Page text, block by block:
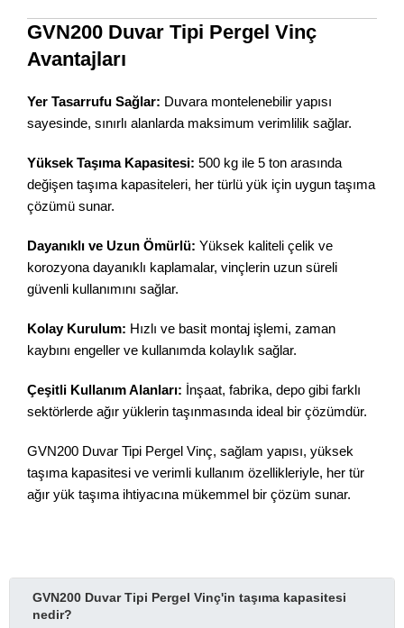
GVN200 Duvar Tipi Pergel Vinç
Avantajları
Yer Tasarrufu Sağlar: Duvara montelenebilir yapısı
sayesinde, sınırlı alanlarda maksimum verimlilik sağlar.
Yüksek Taşıma Kapasitesi: 500 kg ile 5 ton arasında
değişen taşıma kapasiteleri, her türlü yük için uygun taşıma
çözümü sunar.
Dayanıklı ve Uzun Ömürlü: Yüksek kaliteli çelik ve
korozyona dayanıklı kaplamalar, vinçlerin uzun süreli
güvenli kullanımını sağlar.
Kolay Kurulum: Hızlı ve basit montaj işlemi, zaman
kaybını engeller ve kullanımda kolaylık sağlar.
Çeşitli Kullanım Alanları: İnşaat, fabrika, depo gibi farklı
sektörlerde ağır yüklerin taşınmasında ideal bir çözümdür.
GVN200 Duvar Tipi Pergel Vinç, sağlam yapısı, yüksek
taşıma kapasitesi ve verimli kullanım özellikleriyle, her tür
ağır yük taşıma ihtiyacına mükemmel bir çözüm sunar.
GVN200 Duvar Tipi Pergel Vinç'in taşıma kapasitesi
nedir?